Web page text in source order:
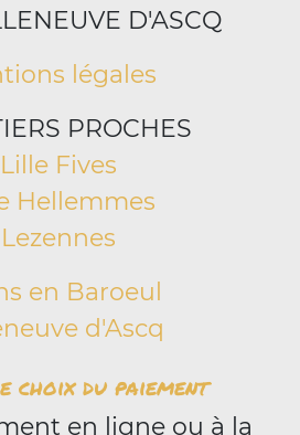
D'ASCQ
légales
PROCHES
Lille Fives
Hellemmes
Lezennes
en Baroeul
d'Ascq
choix du paiement
en ligne ou à la